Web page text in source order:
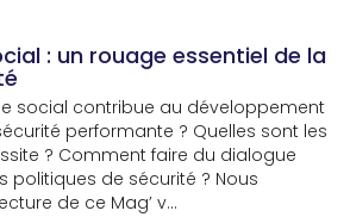
: un rouage essentiel de la
social contribue au développement
performante ? Quelles sont les
? Comment faire du dialogue
politiques de sécurité ? Nous
de ce Mag’ v...